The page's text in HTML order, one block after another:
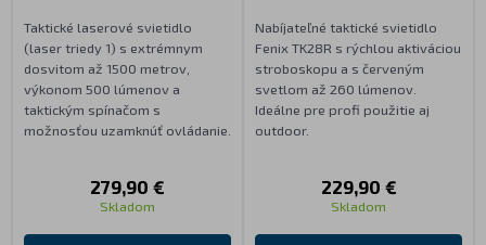
Taktické laserové svietidlo
(laser triedy 1) s extrémnym
dosvitom až 1500 metrov,
výkonom 500 lúmenov a
taktickým spínačom s
možnosťou uzamknúť ovládanie.
279,90 €
Skladom
Nabíjateľné taktické svietidlo
Fenix TK28R s rýchlou aktiváciou
stroboskopu a s červeným
svetlom až 260 lúmenov.
Ideálne pre profi použitie aj
outdoor.
229,90 €
Skladom